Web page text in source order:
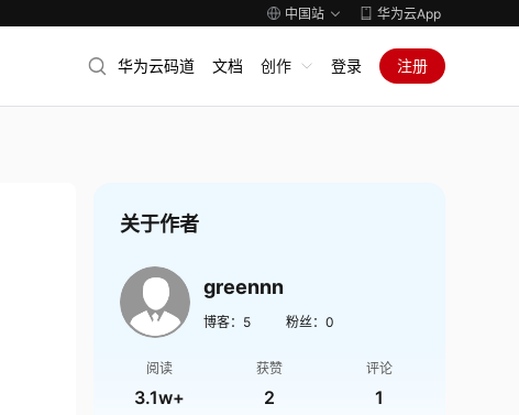
中国站 华为云App
华为云码道 文档 创作 登录 注册
关于作者
greennn
博客： 5 粉丝： 0
阅读
3.1w+
获赞
2
评论
1